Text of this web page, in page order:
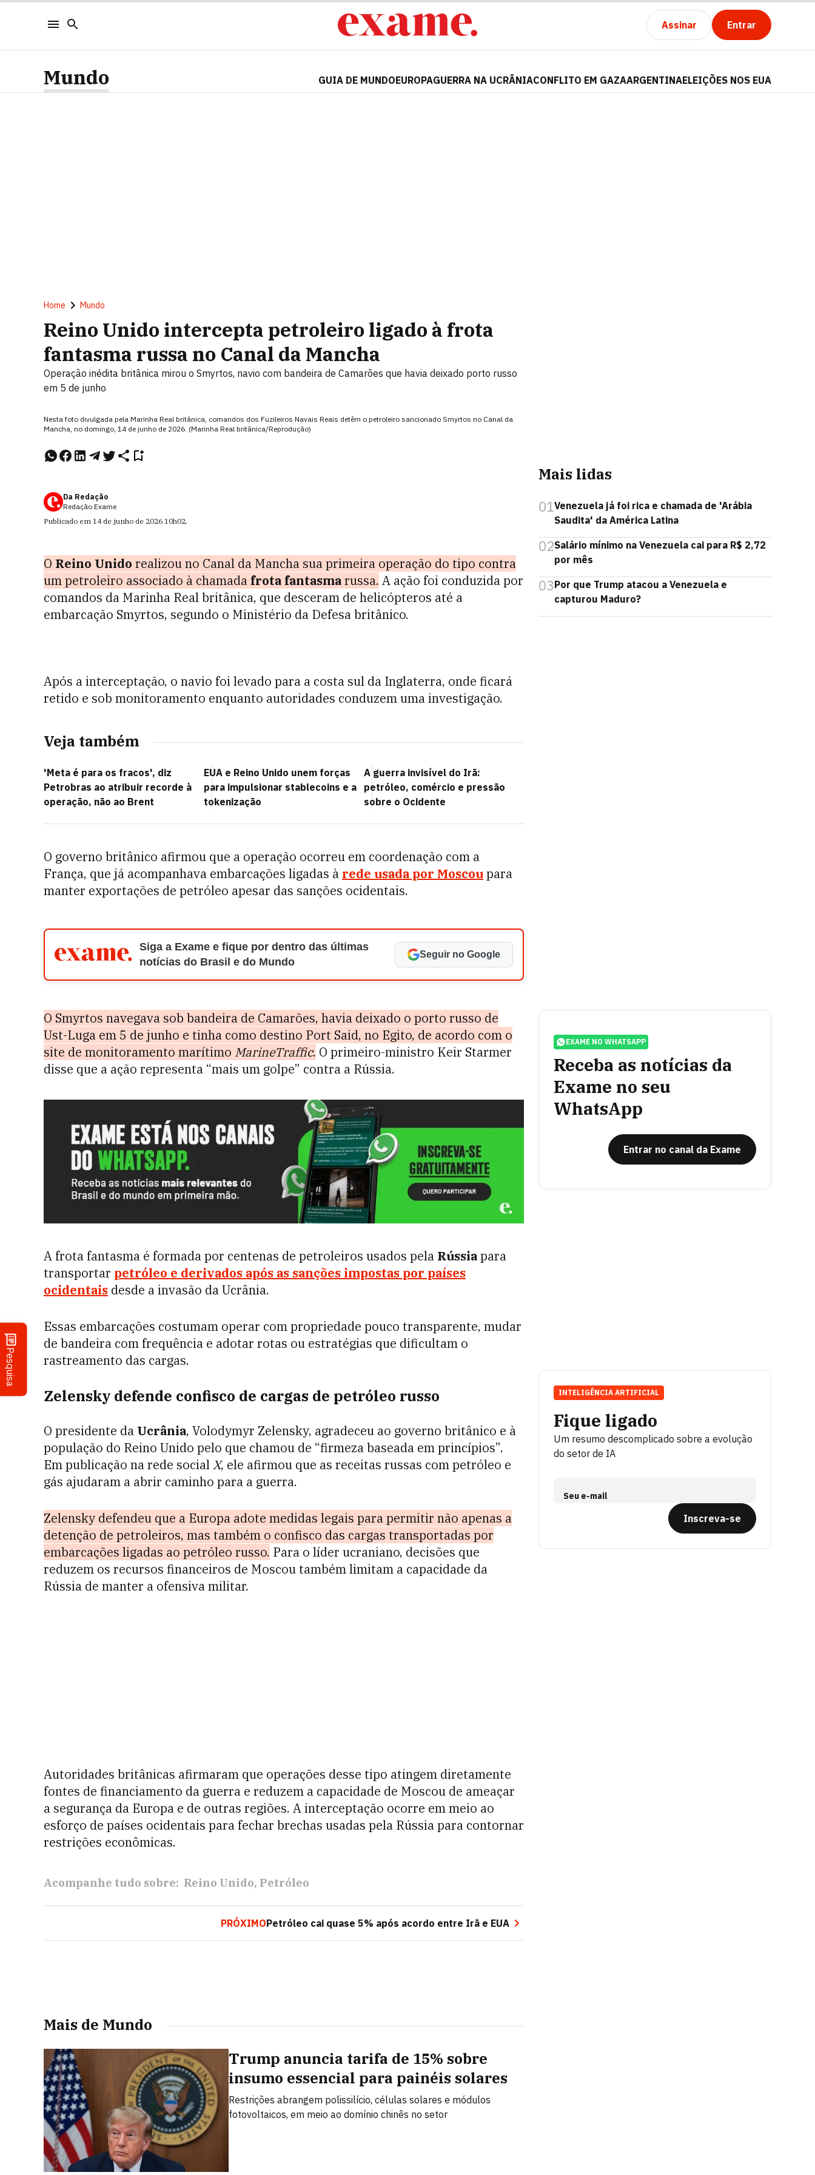
Assinar Entrar
Pesquisa
Mundo GUIA DE MUNDOEUROPAGUERRA NA UCRÂNIACONFLITO EM GAZAARGENTINAELEIÇÕES NOS EUA
Home Mundo
Reino Unido intercepta petroleiro ligado à frota
fantasma russa no Canal da Mancha
Operação inédita britânica mirou o Smyrtos, navio com bandeira de Camarões que havia deixado porto russo
em 5 de junho
Nesta foto divulgada pela Marinha Real britânica, comandos dos Fuzileiros Navais Reais detêm o petroleiro sancionado Smyrtos no Canal da
Mancha, no domingo, 14 de junho de 2026. (Marinha Real britânica/Reprodução)
Da Redação
Redação Exame
Publicado em 14 de junho de 2026 10h02.
O Reino Unido realizou no Canal da Mancha sua primeira operação do tipo contra
um petroleiro associado à chamada frota fantasmarussa. A ação foi conduzida por
comandos da Marinha Real britânica, que desceram de helicópteros até a
embarcação Smyrtos, segundo o Ministério da Defesa britânico.
Após a interceptação, o navio foi levado para a costa sul da Inglaterra, onde ficará
retido e sob monitoramento enquanto autoridades conduzem uma investigação.
Veja também
'Meta é para os fracos', diz
Petrobras ao atribuir recorde à
operação, não ao Brent
EUA e Reino Unido unem forças
para impulsionar stablecoins e a
tokenização
A guerra invisível do Irã:
petróleo, comércio e pressão
sobre o Ocidente
O governo britânico afirmou que a operação ocorreu em coordenação com a
França, que já acompanhava embarcações ligadas à rede usada por Moscoupara
manter exportações de petróleo apesar das sanções ocidentais.
Siga a Exame e fique por dentro das últimas
notícias do Brasil e do Mundo
Seguir no Google
O Smyrtos navegava sob bandeira de Camarões, havia deixado o porto russo de
Ust-Luga em 5 de junho e tinha como destino Port Said, no Egito, de acordo com o
site de monitoramento marítimo MarineTraffic. O primeiro-ministro Keir Starmer
disse que a ação representa “mais um golpe” contra a Rússia.
A frota fantasma é formada por centenas de petroleiros usados pela Rússiapara
transportar petróleo e derivados após as sanções impostas por países
ocidentais desde a invasão da Ucrânia.
Essas embarcações costumam operar com propriedade pouco transparente, mudar
de bandeira com frequência e adotar rotas ou estratégias que dificultam o
rastreamento das cargas.
Zelensky defende confisco de cargas de petróleo russo
O presidente da Ucrânia, Volodymyr Zelensky, agradeceu ao governo britânico e à
população do Reino Unido pelo que chamou de “firmeza baseada em princípios”.
Em publicação na rede socialX, ele afirmou que as receitas russas com petróleo e
gás ajudaram a abrir caminho para a guerra.
Zelensky defendeu que a Europa adote medidas legais para permitir não apenas a
detenção de petroleiros, mas também o confisco das cargas transportadas por
embarcações ligadas ao petróleo russo. Para o líder ucraniano, decisões que
reduzem os recursos financeiros de Moscou também limitam a capacidade da
Rússia de manter a ofensiva militar.
Autoridades britânicas afirmaram que operações desse tipo atingem diretamente
fontes de financiamento da guerra e reduzem a capacidade de Moscou de ameaçar
a segurança da Europa e de outras regiões. A interceptação ocorre em meio ao
esforço de países ocidentais para fechar brechas usadas pela Rússia para contornar
restrições econômicas.
Acompanhe tudo sobre: Reino Unido Petróleo
PRÓXIMOPetróleo cai quase 5% após acordo entre Irã e EUA
Mais de Mundo
Trump anuncia tarifa de 15% sobre
insumo essencial para painéis solares
Restrições abrangem polissilício, células solares e módulos
fotovoltaicos, em meio ao domínio chinês no setor
Mais lidas
01Venezuela já foi rica e chamada de 'Arábia
Saudita' da América Latina
02Salário mínimo na Venezuela cai para R$ 2,72
por mês
03Por que Trump atacou a Venezuela e
capturou Maduro?
EXAME NO WHATSAPP
Receba as notícias da
Exame no seu
WhatsApp
Entrar no canal da Exame
Fique ligado
Um resumo descomplicado sobre a evolução
do setor de IA
Seu e-mail
Inscreva-se
INTELIGÊNCIA ARTIFICIAL